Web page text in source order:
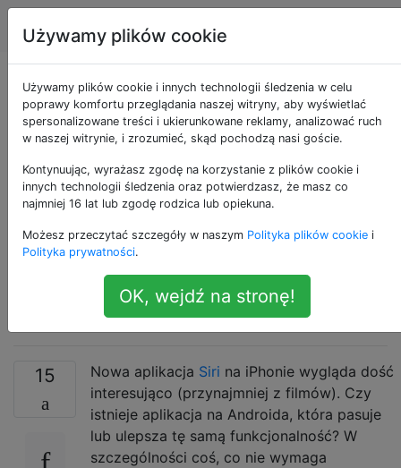
Android Tagi
Jaka aplikacja na
Androida
odwzorowuje funkcję
iPhone Siri
(rozpoznawanie
głosu)?
15 Nowa aplikacja Siri na iPhonie wygląda dość
interesująco (przynajmniej z filmów). Czy
istnieje aplikacja na Androida, która pasuje
lub ulepsza tę samą funkcjonalność? W
szczególności coś, co nie wymaga
Używamy plików cookie
Używamy plików cookie i innych technologii śledzenia w celu
poprawy komfortu przeglądania naszej witryny, aby wyświetlać
spersonalizowane treści i ukierunkowane reklamy, analizować ruch
w naszej witrynie, i zrozumieć, skąd pochodzą nasi goście.
Kontynuując, wyrażasz zgodę na korzystanie z plików cookie i
innych technologii śledzenia oraz potwierdzasz, że masz co
najmniej 16 lat lub zgodę rodzica lub opiekuna.
Możesz przeczytać szczegóły w naszym Polityka plików cookie i
Polityka prywatności.
OK, wejdź na stronę!